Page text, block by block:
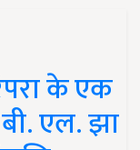
के एक
एल. झा